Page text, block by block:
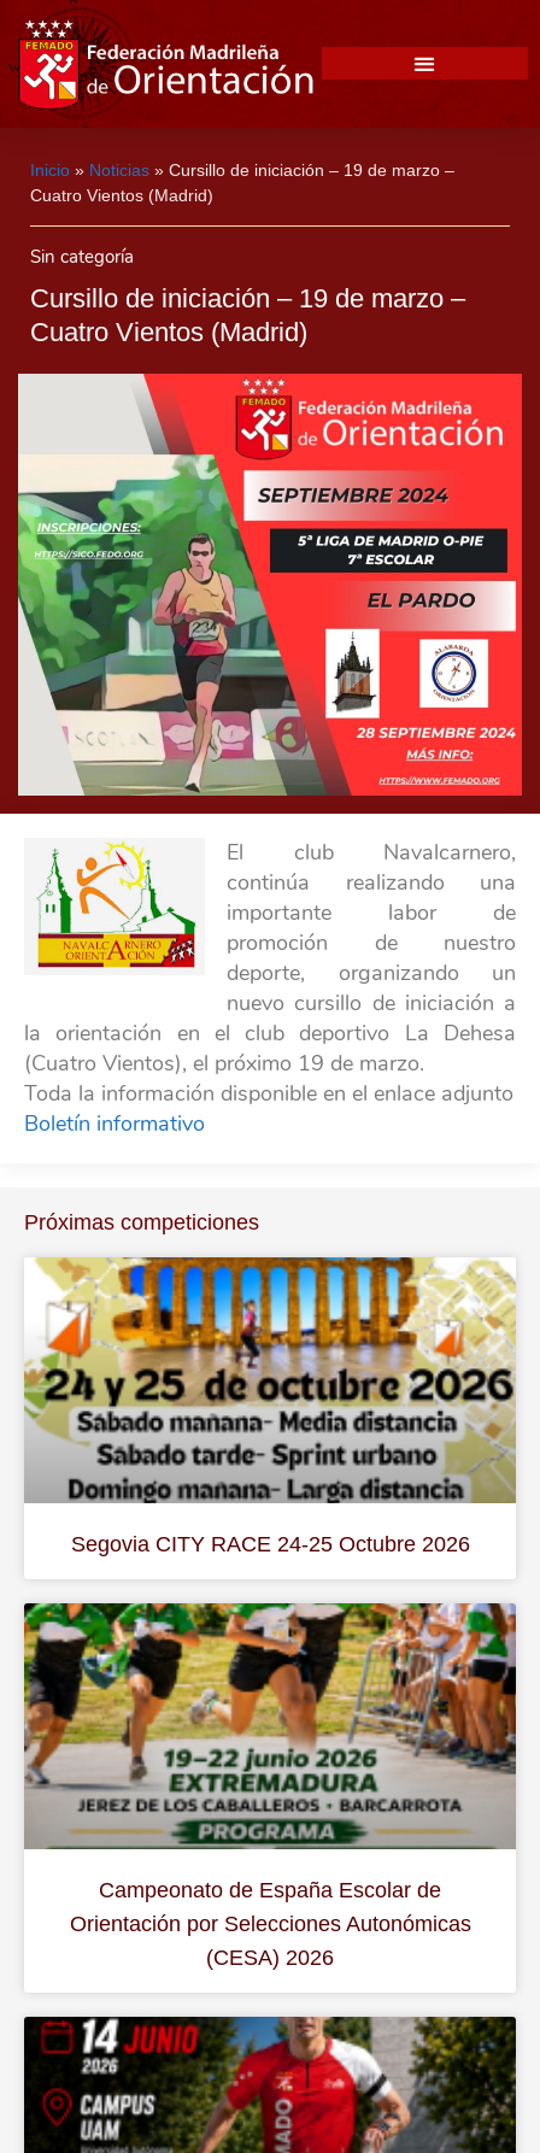
Inicio » Noticias » Cursillo de iniciación – 19 de marzo –
Cuatro Vientos (Madrid)
Sin categoría
Cursillo de iniciación – 19 de marzo –
Cuatro Vientos (Madrid)
El club Navalcarnero,
continúa realizando una
importante labor de
promoción de nuestro
deporte, organizando un
nuevo cursillo de iniciación a
la orientación en el club deportivo La Dehesa
(Cuatro Vientos), el próximo 19 de marzo.
Toda la información disponible en el enlace adjunto
Boletín informativo
Próximas competiciones
Segovia CITY RACE 24-25 Octubre 2026
Campeonato de España Escolar de
Orientación por Selecciones Autonómicas
(CESA) 2026